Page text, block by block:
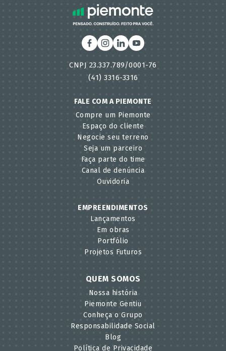
CNPJ 23.337.789/0001-76
(41) 3316-3316
FALE COM A PIEMONTE
Compre um Piemonte
Espaço do cliente
Negocie seu terreno
Seja um parceiro
Faça parte do time
Canal de denúncia
Ouvidoria
EMPREENDIMENTOS
Lançamentos
Em obras
Portfólio
Projetos Futuros
QUEM SOMOS
Nossa história
Piemonte Gentiu
Conheça o Grupo
Responsabilidade Social
Blog
Política de Privacidade